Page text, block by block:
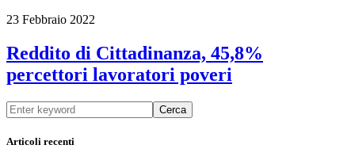
23 Febbraio 2022
Reddito di Cittadinanza, 45,8%
percettori lavoratori poveri
Cerca
Articoli recenti